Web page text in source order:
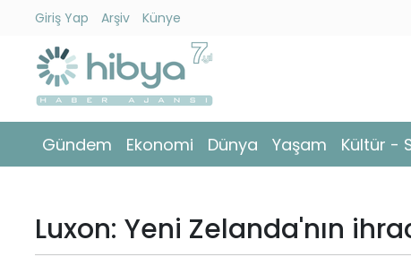
Giriş Yap Arşiv Künye
Gündem Ekonomi Dünya Yaşam Kültür -
Gündem
Ekonomi
Yaşam
Luxon: Yeni Zelanda'nın